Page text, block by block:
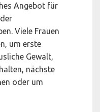
Angebot für
Viele Frauen
um erste
Gewalt,
nächste
oder um
in Diepholz und